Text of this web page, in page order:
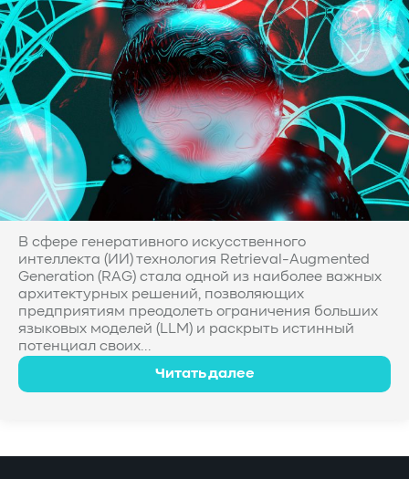
В сфере генеративного искусственного
интеллекта (ИИ) технология Retrieval-Augmented
Generation (RAG) стала одной из наиболее важных
архитектурных решений, позволяющих
предприятиям преодолеть ограничения больших
языковых моделей (LLM) и раскрыть истинный
потенциал своих...
Читать далее